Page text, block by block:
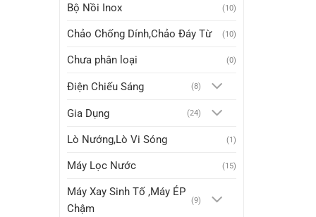
Bộ Nồi Inox (10)
Chảo Chống Dính,Chảo Đáy Từ (10)
Chưa phân loại (0)
Điện Chiếu Sáng (8)
Gia Dụng (24)
Lò Nướng,Lò Vi Sóng (1)
Máy Lọc Nước (15)
Máy Xay Sinh Tố ,Máy ÉP
Chậm
(9)